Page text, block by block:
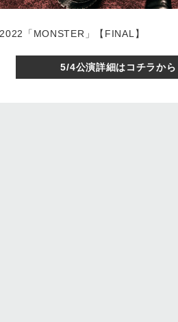
「MONSTER」【FINAL】
5/4公演詳細はコチラから